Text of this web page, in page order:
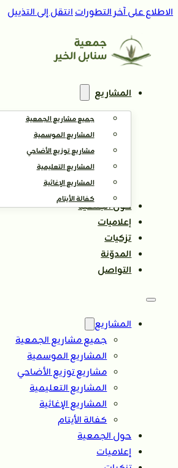
الاطلاع على آخر التطوراتانتقل إلى التذييل
المشاريع
جميع مشاريع الجمعية
المشاريع الموسمية
مشاريع توزيع الأضاحي
المشاريع التعليمية
المشاريع الإغاثية
كفالة الأيتام
حول الجمعية
إعلاميات
تزكيات
المدوّنة
التواصل
المشاريع
جميع مشاريع الجمعية
المشاريع الموسمية
مشاريع توزيع الأضاحي
المشاريع التعليمية
المشاريع الإغاثية
كفالة الأيتام
حول الجمعية
إعلاميات